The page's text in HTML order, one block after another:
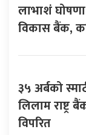
लाभाशं
विकास बैंक,
३५ अर्बको
लिलाम राष्ट्र
विपरित